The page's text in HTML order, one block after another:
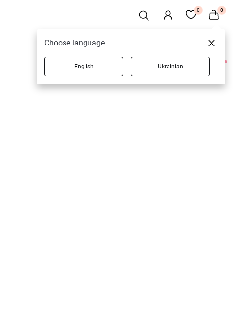
0 0
2 товарів
Choose language
English Ukrainian